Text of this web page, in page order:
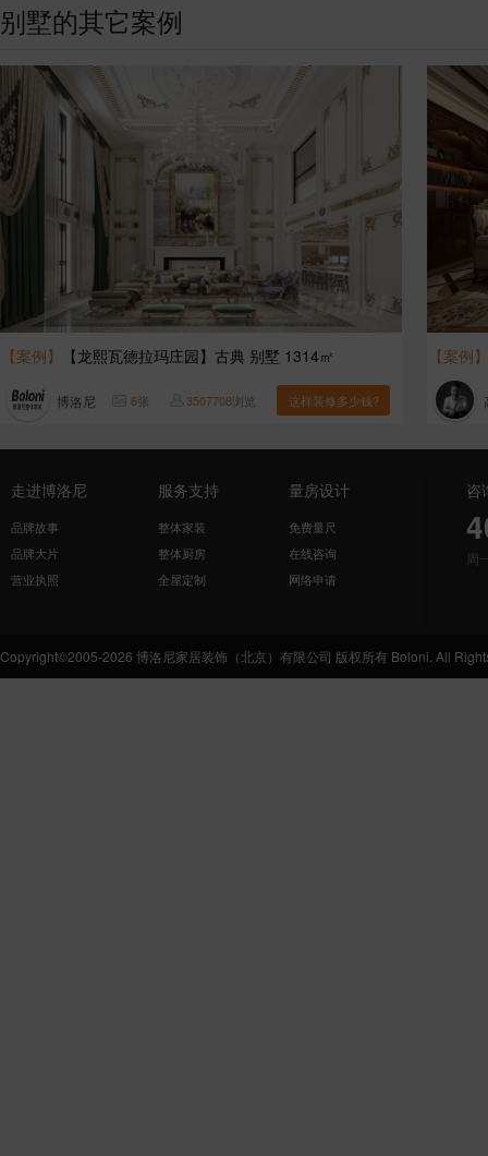
别墅的其它案例
【案例】 【龙熙瓦德拉玛庄园】古典 别墅 1314㎡
博洛尼 6张 3507708浏览 这样装修多少钱?
【案例】
走进博洛尼
品牌故事
品牌大片
营业执照
服务支持
整体家装
整体厨房
全屋定制
量房设计
免费量尺
在线咨询
网络申请
咨
周
Copyright©2005-2026 博洛尼家居装饰（北京）有限公司 版权所有 Boloni. All